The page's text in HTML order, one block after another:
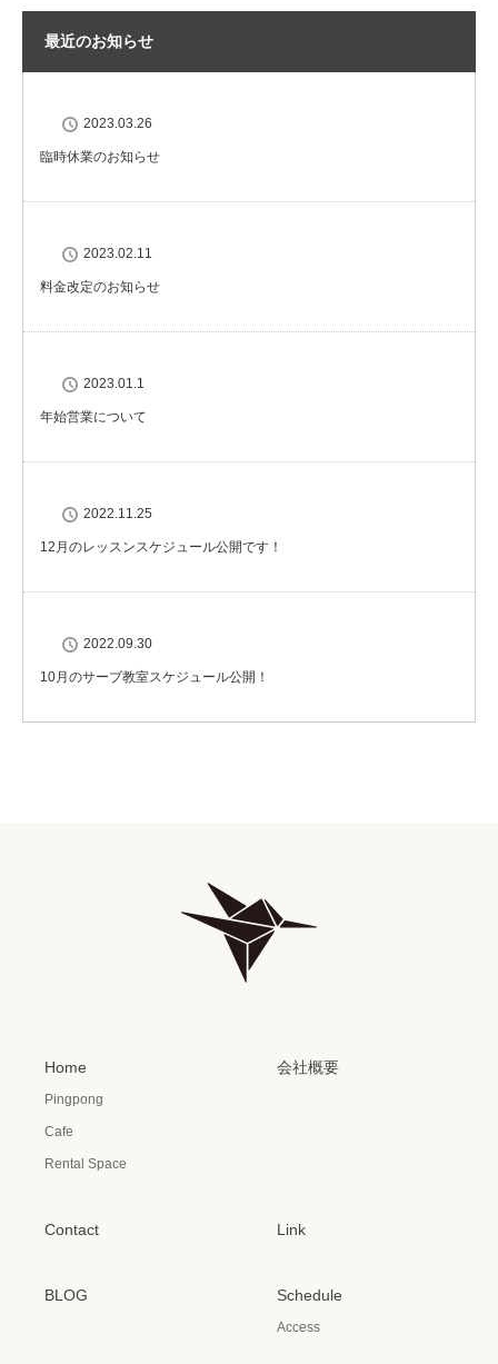
最近のお知らせ
2023.03.26
臨時休業のお知らせ
2023.02.11
料金改定のお知らせ
2023.01.1
年始営業について
2022.11.25
12月のレッスンスケジュール公開です！
2022.09.30
10月のサーブ教室スケジュール公開！
Home
Pingpong
Cafe
Rental Space
会社概要
Contact Link
BLOG Schedule
Access